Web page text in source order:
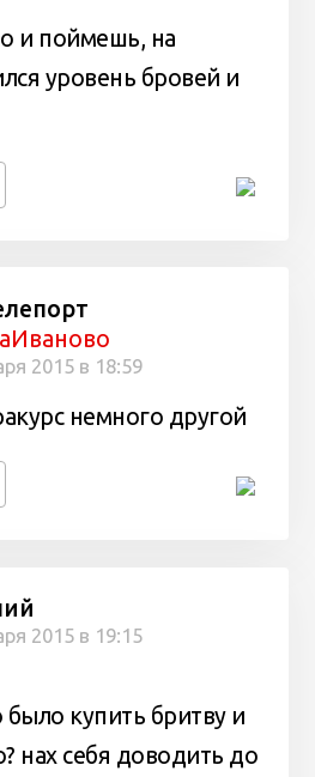
и поймешь, на
уровень бровей и
2015 в 18:59
немного другой
2015 в 19:15
купить бритву и
нах себя доводить до